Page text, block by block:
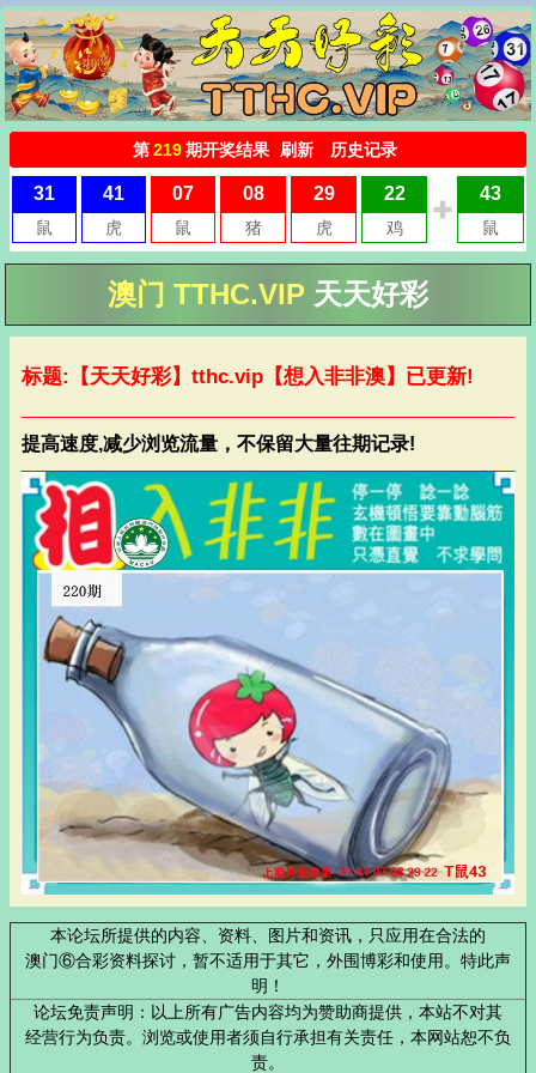
澳门 TTHC.VIP 天天好彩
标题:【天天好彩】 tthc.vip 【想入非非澳】已更新!
提高速度,减少浏览流量，不保留大量往期记录!
本论坛所提供的内容、资料、图片和资讯，只应用在合法的
澳门⑥合彩资料探讨，暂不适用于其它，外围博彩和使用。特此声
明！
论坛免责声明：以上所有广告内容均为赞助商提供，本站不对其
经营行为负责。浏览或使用者须自行承担有关责任，本网站恕不负
责。